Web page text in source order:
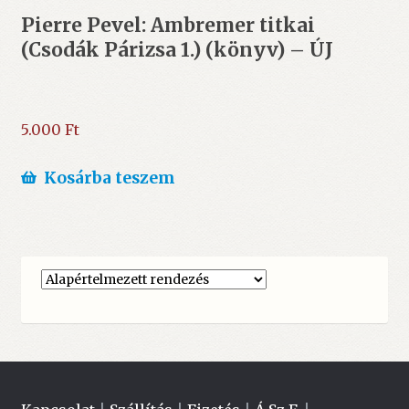
Pierre Pevel: Ambremer titkai
(Csodák Párizsa 1.) (könyv) – ÚJ
5.000 Ft
Kosárba teszem